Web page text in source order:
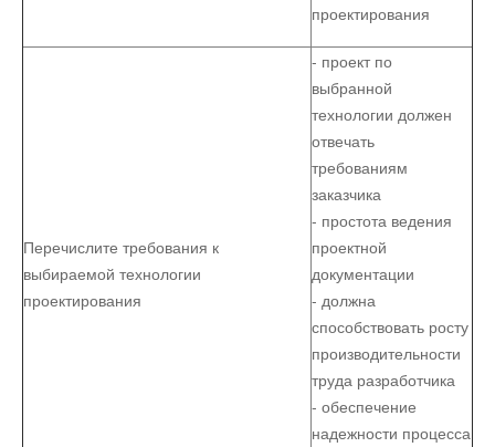
Языки
Deutsch
проектирования
Перечислите требования к
выбираемой технологии
проектирования
- проект по
выбранной
технологии должен
отвечать
требованиям
заказчика
- простота ведения
проектной
документации
- должна
способствовать росту
производительности
труда разработчика
- обеспечение
надежности процесса